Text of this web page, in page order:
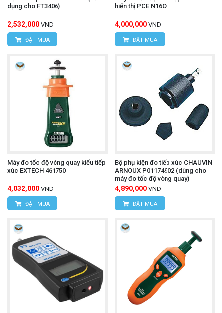
dụng cho FT3406)
2,532,000 VND
ĐẶT MUA
hiển thị PCE N16O
4,000,000 VND
ĐẶT MUA
Máy đo tốc độ vòng quay kiểu tiếp
xúc EXTECH 461750
4,032,000 VND
ĐẶT MUA
Bộ phụ kiện đo tiếp xúc CHAUVIN
ARNOUX P01174902 (dùng cho
máy đo tốc độ vòng quay)
4,890,000 VND
ĐẶT MUA